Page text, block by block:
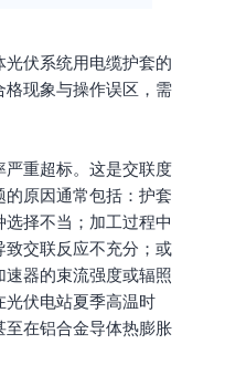
伏系统用电缆护套的
现象与操作误区，需
重超标。这是交联度
原因通常包括：护套
择不当；加工过程中
交联反应不充分；或
器的束流强度或辐照
光伏电站夏季高温时
在铝合金导体热膨胀